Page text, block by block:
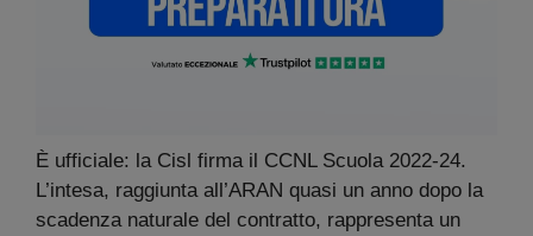
È ufficiale: la Cisl firma il CCNL Scuola 2022-24.
L’intesa, raggiunta all’ARAN quasi un anno dopo la
scadenza naturale del contratto, rappresenta un